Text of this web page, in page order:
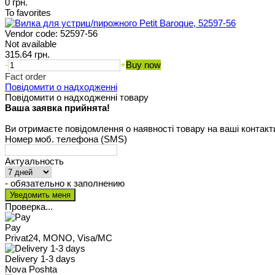
0 грн.
To favorites
Vendor code: 52597-56
Not available
315.64 грн.
-
+Buy now
Fact order
Повідомити о надходженні
Повідомити о надходженні товару
Ваша заявка прийнята!
Ви отримаєте повідомлення о наявності товару на ваші
Номер моб. телефона (SMS)
Актуальность
- обязательно к заполнению
Проверка...
Pay
Privat24, MONO, Visa/MC
Delivery 1-3 days
Nova Poshta